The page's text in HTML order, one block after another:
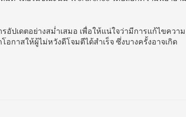
อัปเดตอย่างสม่ำเสมอ เพื่อให้แน่ใจว่ามีการแก้ไขความ
กาสให้ผู้ไม่หวังดีโจมตีได้สำเร็จ ซึ่งบางครั้งอาจเกิด